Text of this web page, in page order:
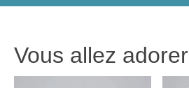
Vous allez adorer